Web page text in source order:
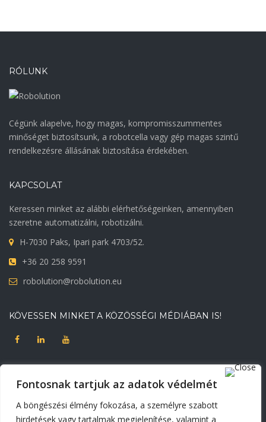
Fontosnak tartjuk az adatok védelmét
A böngészési élmény fokozása, a személyre szabott
hirdetések vagy tartalmak megjelenítése, valamint a
RÓLUNK
Cégünk alapelve, hogy magas, kompromisszummentes
minőséget biztosítsunk, a robotcella vagy gép magas szintű
rendelkezésre állásának biztosítása érdekében.
KAPCSOLAT
Keressen minket az alábbi elérhetőségeinken, amennyiben
szeretne automatizálni, robotizálni.
H-7030 Paks, Ipari park 4703/52.
+36 20 258 9591
robolution@robolution.eu
KÖVESSEN MINKET A KÖZÖSSÉGI MÉDIÁBAN IS!
DOKUMENTUMOK
Adatvédelmi tájékoztató
Korábbi weblapunk
Süti beállítások módosítása